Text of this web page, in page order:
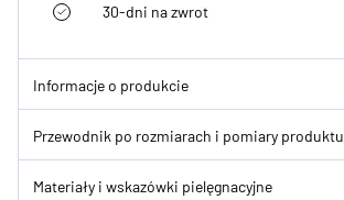
30-dni na zwrot
Informacje o produkcie
Przewodnik po rozmiarach i pomiary produktu
Materiały i wskazówki pielęgnacyjne